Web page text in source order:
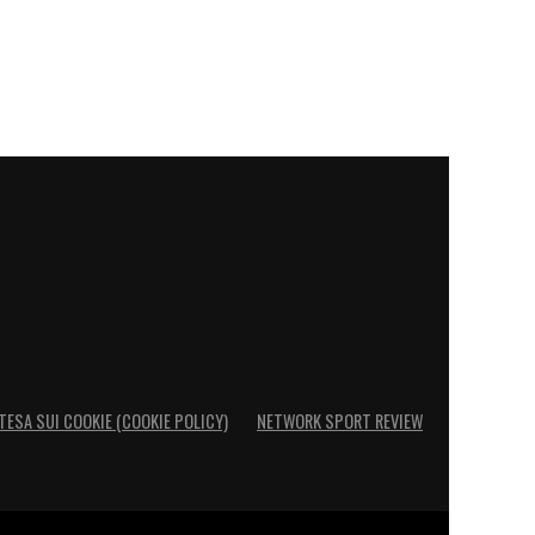
SUI COOKIE (COOKIE POLICY) NETWORK SPORT REVIEW